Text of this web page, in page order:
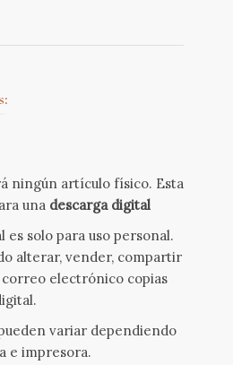
ningún artículo físico. Esta
una descarga digital
es solo para uso personal.
alterar, vender, compartir
electrónico copias
variar dependiendo
e impresora.